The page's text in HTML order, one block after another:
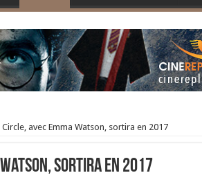
Circle, avec Emma Watson, sortira en 2017
Watson, sortira en 2017